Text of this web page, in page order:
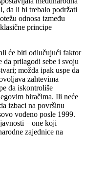
da li bi trebalo podržati
odnosa između
principe
će biti odlučujući faktor
prilagodi sebe i svoju
možda ipak uspe da
zahtevima
da iskontroliše
biračima. Ili neće
izbaci na površinu
vođeno posle 1999.
– one koji
zajednice na